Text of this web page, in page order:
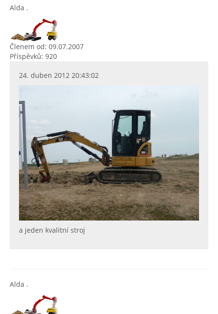
Alda .
Členem od: 09.07.2007
Příspěvků: 920
24. duben 2012 20:43:02
a jeden kvalitní stroj
Alda .